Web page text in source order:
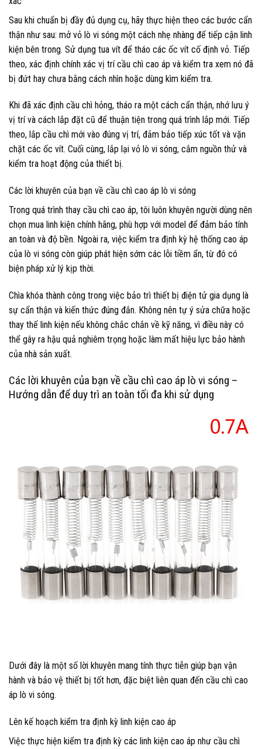
Sau khi chuẩn bị đầy đủ dụng cụ, hãy thực hiện theo các bước cẩn
thận như sau: mở vỏ lò vi sóng một cách nhẹ nhàng để tiếp cận linh
kiện bên trong. Sử dụng tua vít để tháo các ốc vít cố định vỏ. Tiếp
theo, xác định chính xác vị trí cầu chì cao áp và kiểm tra xem nó đã
bị đứt hay chưa bằng cách nhìn hoặc dùng kìm kiểm tra.
Khi đã xác định cầu chì hỏng, tháo ra một cách cẩn thận, nhớ lưu ý
vị trí và cách lắp đặt cũ để thuận tiện trong quá trình lắp mới. Tiếp
theo, lắp cầu chì mới vào đúng vị trí, đảm bảo tiếp xúc tốt và vặn
chặt các ốc vít. Cuối cùng, lắp lại vỏ lò vi sóng, cắm nguồn thử và
kiểm tra hoạt động của thiết bị.
Các lời khuyên của bạn về cầu chì cao áp lò vi sóng
Trong quá trình thay cầu chì cao áp, tôi luôn khuyên người dùng nên
chọn mua linh kiện chính hãng, phù hợp với model để đảm bảo tính
an toàn và độ bền. Ngoài ra, việc kiểm tra định kỳ hệ thống cao áp
của lò vi sóng còn giúp phát hiện sớm các lỗi tiềm ẩn, từ đó có
biện pháp xử lý kịp thời.
Chìa khóa thành công trong việc bảo trì thiết bị điện tử gia dụng là
sự cẩn thận và kiến thức đúng đắn. Không nên tự ý sửa chữa hoặc
thay thế linh kiện nếu không chắc chắn về kỹ năng, vì điều này có
thể gây ra hậu quả nghiêm trọng hoặc làm mất hiệu lực bảo hành
của nhà sản xuất.
Các lời khuyên của bạn về cầu chì cao áp lò vi sóng –
Hướng dẫn để duy trì an toàn tối đa khi sử dụng
Dưới đây là một số lời khuyên mang tính thực tiễn giúp bạn vận
hành và bảo vệ thiết bị tốt hơn, đặc biệt liên quan đến cầu chì cao
áp lò vi sóng.
Lên kế hoạch kiểm tra định kỳ linh kiện cao áp
Việc thực hiện kiểm tra định kỳ các linh kiện cao áp như cầu chì